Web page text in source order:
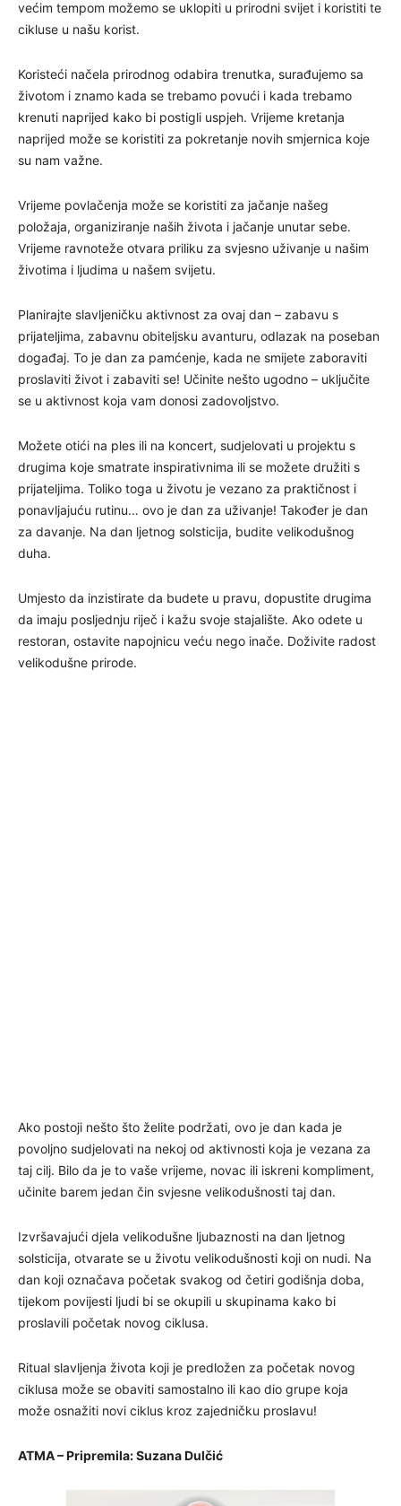
većim tempom možemo se uklopiti u prirodni svijet i koristiti te
cikluse u našu korist.
Koristeći načela prirodnog odabira trenutka, surađujemo sa
životom i znamo kada se trebamo povući i kada trebamo
krenuti naprijed kako bi postigli uspjeh. Vrijeme kretanja
naprijed može se koristiti za pokretanje novih smjernica koje
su nam važne.
Vrijeme povlačenja može se koristiti za jačanje našeg
položaja, organiziranje naših života i jačanje unutar sebe.
Vrijeme ravnoteže otvara priliku za svjesno uživanje u našim
životima i ljudima u našem svijetu.
Planirajte slavljeničku aktivnost za ovaj dan – zabavu s
prijateljima, zabavnu obiteljsku avanturu, odlazak na poseban
događaj. To je dan za pamćenje, kada ne smijete zaboraviti
proslaviti život i zabaviti se! Učinite nešto ugodno – uključite
se u aktivnost koja vam donosi zadovoljstvo.
Možete otići na ples ili na koncert, sudjelovati u projektu s
drugima koje smatrate inspirativnima ili se možete družiti s
prijateljima. Toliko toga u životu je vezano za praktičnost i
ponavljajuću rutinu… ovo je dan za uživanje! Također je dan
za davanje. Na dan ljetnog solsticija, budite velikodušnog
duha.
Umjesto da inzistirate da budete u pravu, dopustite drugima
da imaju posljednju riječ i kažu svoje stajalište. Ako odete u
restoran, ostavite napojnicu veću nego inače. Doživite radost
velikodušne prirode.
Ako postoji nešto što želite podržati, ovo je dan kada je
povoljno sudjelovati na nekoj od aktivnosti koja je vezana za
taj cilj. Bilo da je to vaše vrijeme, novac ili iskreni kompliment,
učinite barem jedan čin svjesne velikodušnosti taj dan.
Izvršavajući djela velikodušne ljubaznosti na dan ljetnog
solsticija, otvarate se u životu velikodušnosti koji on nudi. Na
dan koji označava početak svakog od četiri godišnja doba,
tijekom povijesti ljudi bi se okupili u skupinama kako bi
proslavili početak novog ciklusa.
Ritual slavljenja života koji je predložen za početak novog
ciklusa može se obaviti samostalno ili kao dio grupe koja
može osnažiti novi ciklus kroz zajedničku proslavu!
ATMA – Pripremila: Suzana Dulčić